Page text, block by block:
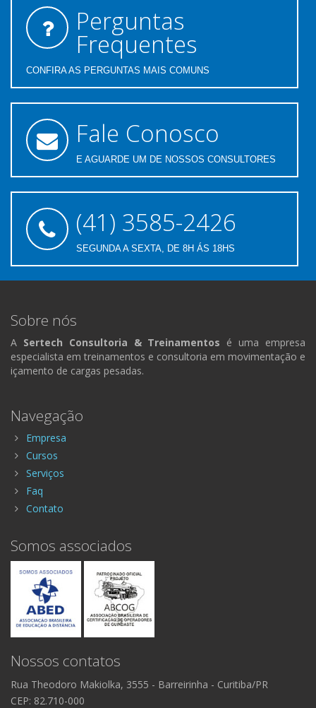
Perguntas
Frequentes
CONFIRA AS PERGUNTAS MAIS COMUNS
Fale Conosco
E AGUARDE UM DE NOSSOS CONSULTORES
(41) 3585-2426
SEGUNDA A SEXTA, DE 8H ÁS 18HS
Sobre nós
A Sertech Consultoria & Treinamentos é uma empresa
especialista em treinamentos e consultoria em movimentação e
içamento de cargas pesadas.
Navegação
Empresa
Cursos
Serviços
Faq
Contato
Somos associados
Nossos contatos
Rua Theodoro Makiolka, 3555 - Barreirinha - Curitiba/PR
CEP: 82.710-000